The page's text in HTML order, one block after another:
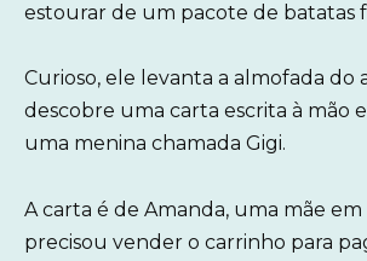
estourar de um pacote de batatas
Curioso, ele levanta a almofada do
descobre uma carta escrita à mão
uma menina chamada Gigi.
A carta é de Amanda, uma mãe
precisou vender o carrinho para